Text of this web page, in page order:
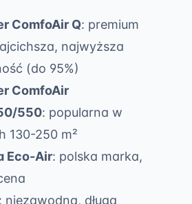
ComfoAir Q: premium
najwyższa
(do 95%)
ComfoAir
550: popularna w
130-250 m²
Eco-Air: polska marka,
: niezawodna, długa